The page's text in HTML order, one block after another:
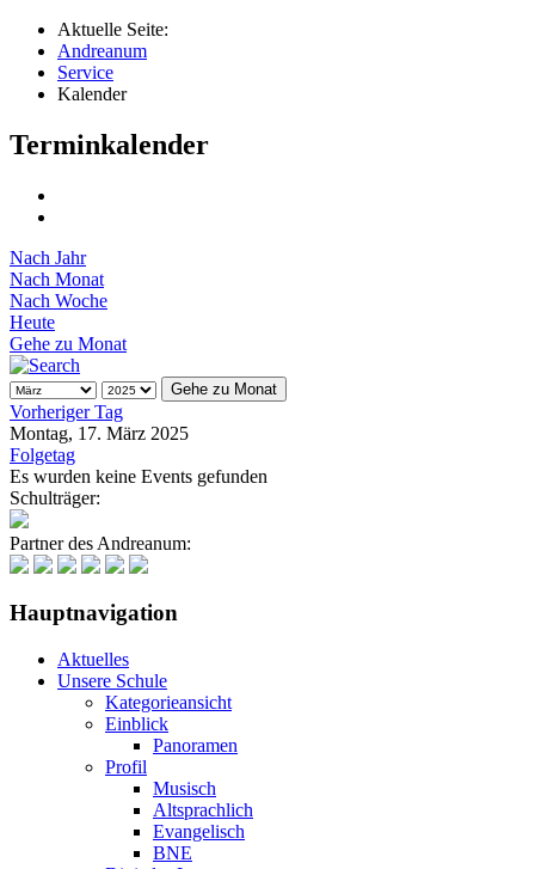
Aktuelle Seite:
Andreanum
Service
Kalender
Terminkalender
Nach Jahr
Nach Monat
Nach Woche
Heute
Gehe zu Monat
Gehe zu Monat
Vorheriger Tag
Montag, 17. März 2025
Folgetag
Es wurden keine Events gefunden
Schulträger:
Partner des Andreanum:
Hauptnavigation
Aktuelles
Unsere Schule
Kategorieansicht
Einblick
Panoramen
Profil
Musisch
Altsprachlich
Evangelisch
BNE